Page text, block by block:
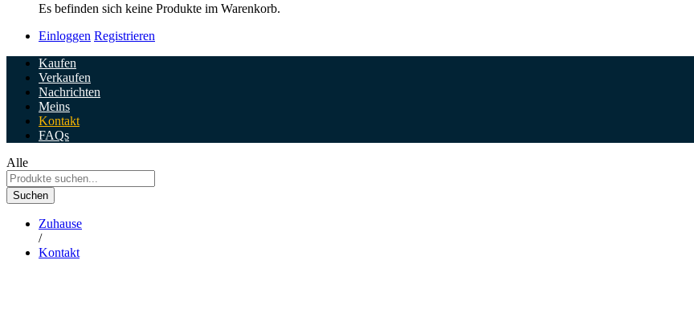
Es befinden sich keine Produkte im Warenkorb.
Einloggen Registrieren
Kaufen
Verkaufen
Nachrichten
Meins
Kontakt
FAQs
Alle
Suchen
Zuhause
/
Kontakt